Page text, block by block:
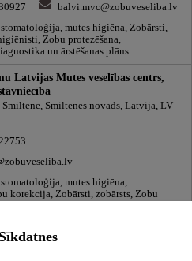
balvi.mvc@zobuveseliba.lv
mutes higiēna, Zobārsti,
Zobu protezēšana,
un ārstēšanas plāns
Latvijas Mutes veselības centrs,
Smiltenes novads, Latvija, LV-
mutes higiēna,
korekcija, Zobārsti, zobārsts, Zobu
Sīkdatnes